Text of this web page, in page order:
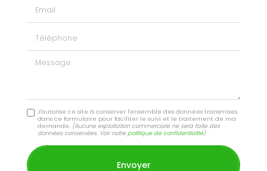
Message
J'autorise ce site à conserver l'ensemble des données transmises
dans ce formulaire pour faciliter le suivi et le traitement de ma
demande. (Aucune exploitation commerciale ne sera faite des
données conservées. Voir notrepolitique de confidentialité)